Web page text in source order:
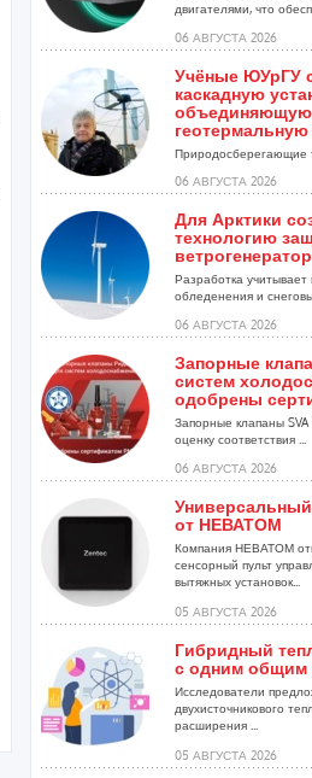
двигателями, что
06 АВГУСТА 2026
Учёные ЮУрГУ
каскадную
объединяющую
Природосберегающие
06 АВГУСТА 2026
Для Арктики
технологию
Разработка
обледенения и
06 АВГУСТА 2026
Запорные
систем
одобрены
Запорные клапаны
оценку соответствия ...
06 АВГУСТА 2026
Универсальный
от НЕВАТОМ
Компания НЕВАТОМ
сенсорный пульт
вытяжных установок...
05 АВГУСТА 2026
Гибридный
с одним общим
Исследователи
двухисточникового
расширения ...
05 АВГУСТА 2026